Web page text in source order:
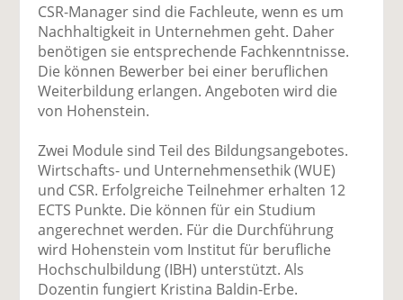
a
uf
F
ac
e
o
k
te
il
e
n
t
wi
tt
er
n
a
uf
Li
n
k
di
n
te
il
e
n
p
er
E
ai
er
se
n
e
n
ck
CSR-Manager sind die Fachleute, wenn es um
Nachhaltigkeit in Unternehmen geht. Daher
benötigen sie entsprechende Fachkenntnisse.
Die können Bewerber bei einer beruflichen
Weiterbildung erlangen. Angeboten wird die
von Hohenstein.
Zwei Module sind Teil des Bildungsangebotes.
Wirtschafts- und Unternehmensethik (WUE)
und CSR. Erfolgreiche Teilnehmer erhalten 12
ECTS Punkte. Die können für ein Studium
angerechnet werden. Für die Durchführung
wird Hohenstein vom Institut für berufliche
Hochschulbildung (IBH) unterstützt. Als
Dozentin fungiert Kristina Baldin-Erbe.